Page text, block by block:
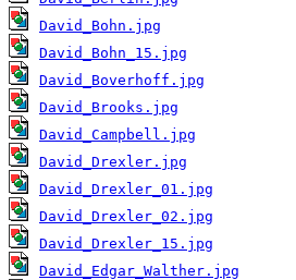
David_Bohn.jpg
David_Bohn_15.jpg
David_Boverhoff.jpg
David_Brooks.jpg
David_Campbell.jpg
David_Drexler.jpg
David_Drexler_01.jpg
David_Drexler_02.jpg
David_Drexler_15.jpg
David_Edgar_Walther.jpg